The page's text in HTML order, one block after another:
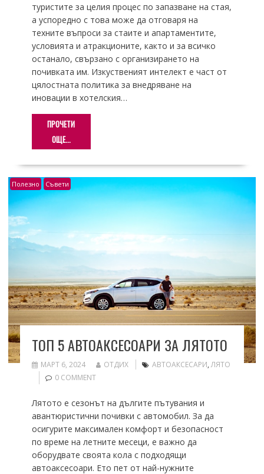
туристите за целия процес по запазване на стая,
а успоредно с това може да отговаря на
техните въпроси за стаите и апартаментите,
условията и атракционите, както и за всичко
останало, свързано с организирането на
почивката им. Изкуственият интелект е част от
цялостната политика за внедряване на
иновации в хотелския…
ПРОЧЕТИ
ОЩЕ...
Полезно Съвети
ТОП 5 АВТОАКСЕСОАРИ ЗА ЛЯТОТО
МАРТ 6, 2024 ОТДИХ АВТОАКСЕСАРИ,ЛЯТО
0 COMMENT
Лятото е сезонът на дългите пътувания и
авантюристични почивки с автомобил. За да
осигурите максимален комфорт и безопасност
по време на летните месеци, е важно да
оборудвате своята кола с подходящи
автоаксесоари. Ето пет от най-нужните